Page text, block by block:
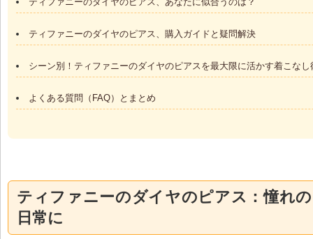
ティファニーのダイヤのピアス、購入ガイドと疑問解決
シーン別！ティファニーのダイヤのピアスを最大限に活かす着こなし
よくある質問（FAQ）とまとめ
ティファニーのダイヤのピアス：憧れ
日常に